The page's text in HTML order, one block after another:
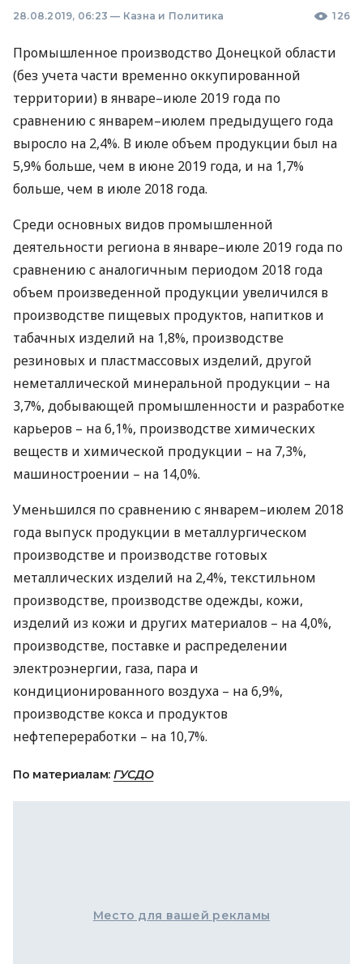
28.08.2019, 06:23 — Казна и Политика 126
Промышленное производство Донецкой области
(без учета части временно оккупированной
территории) в январе–июле 2019 года по
сравнению с январем–июлем предыдущего года
выросло на 2,4%. В июле объем продукции был на
5,9% больше, чем в июне 2019 года, и на 1,7%
больше, чем в июле 2018 года.
Среди основных видов промышленной
деятельности региона в январе–июле 2019 года по
сравнению с аналогичным периодом 2018 года
объем произведенной продукции увеличился в
производстве пищевых продуктов, напитков и
табачных изделий на 1,8%, производстве
резиновых и пластмассовых изделий, другой
неметаллической минеральной продукции – на
3,7%, добывающей промышленности и разработке
карьеров – на 6,1%, производстве химических
веществ и химической продукции – на 7,3%,
машиностроении – на 14,0%.
Уменьшился по сравнению с январем–июлем 2018
года выпуск продукции в металлургическом
производстве и производстве готовых
металлических изделий на 2,4%, текстильном
производстве, производстве одежды, кожи,
изделий из кожи и других материалов – на 4,0%,
производстве, поставке и распределении
электроэнергии, газа, пара и
кондиционированного воздуха – на 6,9%,
производстве кокса и продуктов
нефтепереработки – на 10,7%.
По материалам: ГУСДО
Место для вашей рекламы